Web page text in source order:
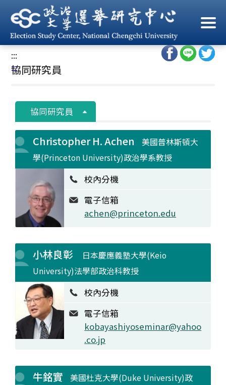
到
主
要
內
容
首頁/ 中心人員/ 協同研究員
:::
:::
協同研究員
協同研究員
Christopher H. Achen
美國普林斯頓大
學(Princeton University)政治學系教授
校內分機
電子信箱
achen@princeton.edu
小林良彰
日本慶應義塾大學(Keio
University)法學部政治科教授
校內分機
電子信箱
kobayashiyoseminar@yahoo
.co.jp
牛銘實
美國杜克大學(Duke University)政